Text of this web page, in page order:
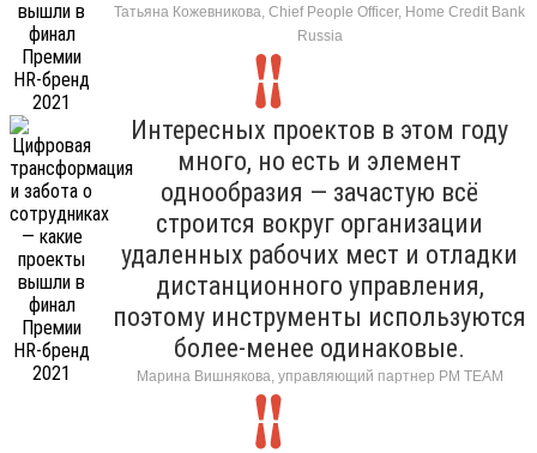
Татьяна Кожевникова, Chief People Officer, Home Credit Bank
Russia
Интересных проектов в этом году
много, но есть и элемент
однообразия — зачастую всё
строится вокруг организации
удаленных рабочих мест и отладки
дистанционного управления,
поэтому инструменты используются
более-менее одинаковые.
Марина Вишнякова, управляющий партнер РМ ТЕАМ